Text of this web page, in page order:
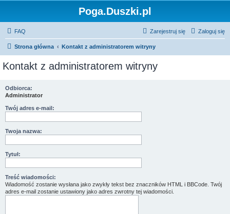
Poga.Duszki.pl
FAQ Zaloguj się
Zarejestruj się
Strona główna Kontakt z administratorem witryny
Kontakt z administratorem witryny
Odbiorca:
Administrator
Twój adres e-mail:
Twoja nazwa:
Tytuł:
Treść wiadomości:
Wiadomość zostanie wysłana jako zwykły tekst bez znaczników HTML i BBCode. Twój
adres e-mail zostanie ustawiony jako adres zwrotny tej wiadomości.